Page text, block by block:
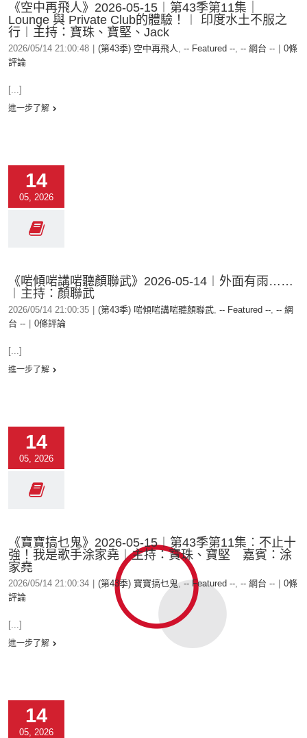
《空中再飛人》2026-05-15︱第43季第11集｜
Lounge 與 Private Club的體驗！︱ 印度水土不服之
行︱主持：寶珠、寶堅、Jack
2026/05/14 21:00:48 (第43季) 空中再飛人, -- Featured --, -- 網台 --
0條
評論
[...]
進一步了解
14
05, 2026
《啱傾啱講啱聽顏聯武》2026-05-14︱外面有雨……
︱主持：顏聯武
2026/05/14 21:00:35 (第43季) 啱傾啱講啱聽顏聯武, -- Featured --, -- 網
台 --
0條評論
[...]
進一步了解
14
05, 2026
《寶寶搞乜鬼》2026-05-15︱第43季第11集︰不止十
強！我是歌手涂家堯︱主持：寶珠、寶堅 嘉賓：涂
家堯
2026/05/14 21:00:34 (第43季) 寶寶搞乜鬼,-- Featured --, -- 網台 --
0條
評論
[...]
進一步了解
14
05, 2026